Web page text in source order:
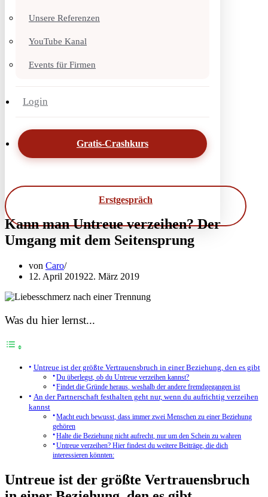
Unsere Referenzen
YouTube Kanal
Events für Firmen
Login
Gratis-Crashkurs
Erstgespräch
Kann man Untreue verzeihen? Der
Umgang mit dem Seitensprung
von Caro
12. April 201922. März 2019
Was du hier lernst...
Untreue ist der größte Vertrauensbruch in einer Beziehung, den es gibt
Du überlegst, ob du Untreue verzeihen kannst?
Findet die Gründe heraus, weshalb der andere fremdgegangen ist
An der Partnerschaft festhalten geht nur, wenn du aufrichtig verzeihen
kannst
Macht euch bewusst, dass immer zwei Menschen zu einer Beziehung
gehören
Halte die Beziehung nicht aufrecht, nur um den Schein zu wahren
Untreue verzeihen? Hier findest du weitere Beiträge, die dich
interessieren könnten:
Untreue ist der größte Vertrauensbruch